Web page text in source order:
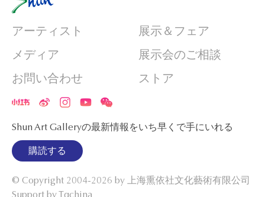
アーティスト
展示＆フェア
メディア
展示会のご相談
お問い合わせ
ストア
Shun Art Galleryの最新情報をいち早くで手にいれる
購読する
© Copyright 2004-2026 by 上海熏依社文化藝術有限公司